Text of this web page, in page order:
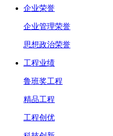
企业荣誉
企业管理荣誉
思想政治荣誉
工程业绩
鲁班奖工程
精品工程
工程创优